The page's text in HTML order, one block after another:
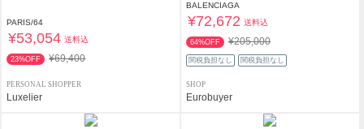
PARIS/64
¥53,054 送料込
23%OFF ¥69,400
PERSONAL SHOPPER
Luxelier
BALENCIAGA
¥72,672 送料込
64%OFF ¥205,000
関税負担なし 関税負担なし
SHOP
Eurobuyer